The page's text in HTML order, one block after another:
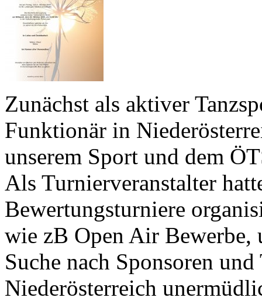
Zunächst als aktiver
Funktionär in
unserem Sport und dem
Als Turnierveranstalter
Bewertungsturniere
wie zB Open Air Bewerbe,
Suche nach Sponsoren
Niederösterreich